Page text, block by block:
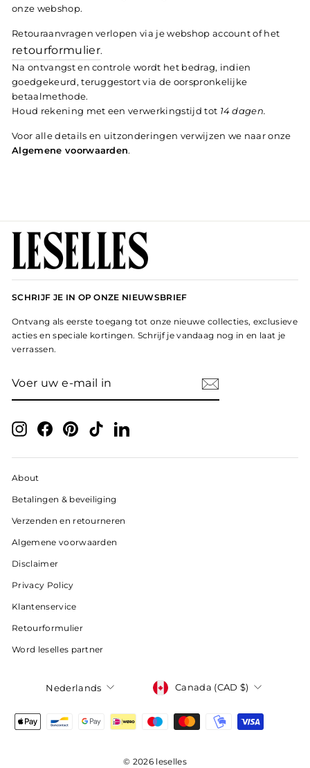
onze webshop.
Retouraanvragen verlopen via je webshop account of het
retourformulier.
Na ontvangst en controle wordt het bedrag, indien
goedgekeurd, teruggestort via de oorspronkelijke
betaalmethode.
Houd rekening met een verwerkingstijd tot 14 dagen.
Voor alle details en uitzonderingen verwijzen we naar onze
Algemene voorwaarden.
SCHRIJF JE IN OP ONZE NIEUWSBRIEF
Ontvang als eerste toegang tot onze nieuwe collecties, exclusieve
acties en speciale kortingen. Schrijf je vandaag nog in en laat je
verrassen.
UW
InstagramFacebookPinterestTikTokLinkedIn
About
Betalingen & beveiliging
Verzenden en retourneren
Algemene voorwaarden
Disclaimer
Privacy Policy
Klantenservice
Retourformulier
Word leselles partner
Taal
Nederlands ValutaCanada (CAD $)
© 2026 leselles